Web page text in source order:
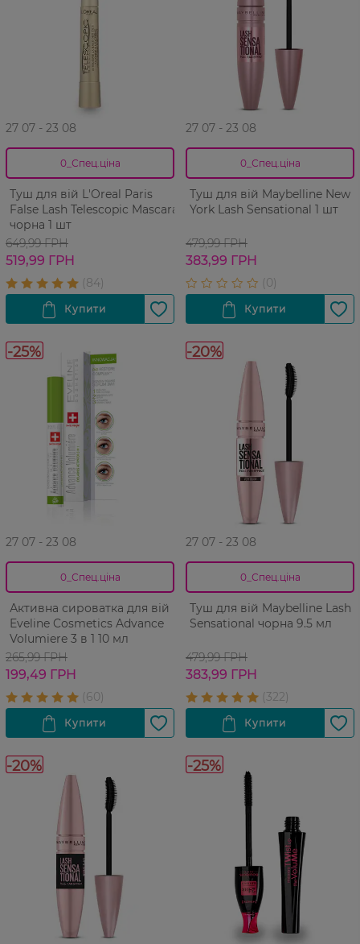
27 07 - 23 08
0_Спец.ціна
Туш для вій L'Oreal Paris
False Lash Telescopic Mascara
чорна 1 шт
649,99 ГРН
519,99 ГРН
27 07 - 23 08
0_Спец.ціна
Туш для вій Maybelline New
York Lash Sensational 1 шт
479,99 ГРН
383,99 ГРН
-25%
27 07 - 23 08
0_Спец.ціна
Активна сироватка для вій
Eveline Cosmetics Advance
Volumiere 3 в 1 10 мл
265,99 ГРН
199,49 ГРН
-20%
27 07 - 23 08
0_Спец.ціна
Туш для вій Maybelline Lash
Sensational чорна 9.5 мл
479,99 ГРН
383,99 ГРН
-20% -25%